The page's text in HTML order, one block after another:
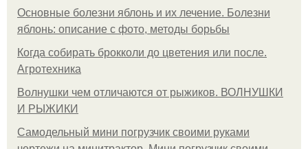
Основные болезни яблонь и их лечение. Болезни
яблонь: описание с фото, методы борьбы
Когда собирать брокколи до цветения или после.
Агротехника
Волнушки чем отличаются от рыжиков. ВОЛНУШКИ
И РЫЖИКИ
Самодельный мини погрузчик своими руками